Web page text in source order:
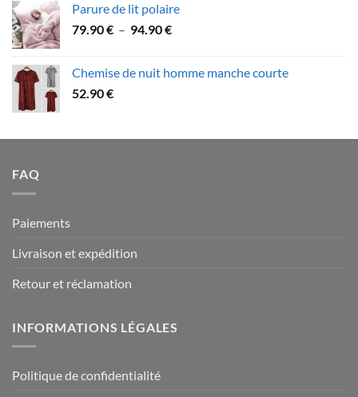
58.90 €
Parure de lit polaire
79.90€ – 94.90€Plage
79.90 €
Chemise de nuit homme manche courte
52.90€
FAQ
Paiements
Livraison et expédition
Retour et réclamation
INFORMATIONS LÉGALES
Politique de confidentialité